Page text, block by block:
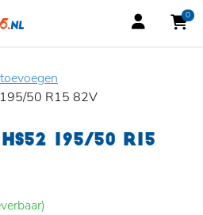
0
50 R15 82V
HS52 195/50 R15